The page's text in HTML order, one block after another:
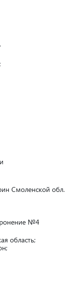
Смоленской обл.
№4
область;